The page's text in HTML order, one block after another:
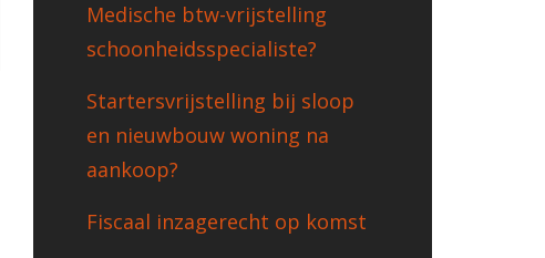
Medische btw-vrijstelling
schoonheidsspecialiste?
Startersvrijstelling bij sloop
en nieuwbouw woning na
aankoop?
Fiscaal inzagerecht op komst